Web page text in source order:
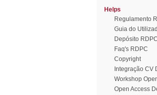
Helps
Regulamento
Guia do
Depósito RDPC
Faq's RDPC
Copyright
Integração CV
Workshop
Open Access